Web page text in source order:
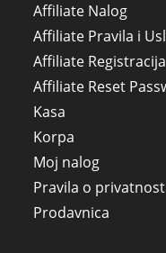
Affiliate Nalog
Affiliate Pravila i
Affiliate Registracija
Affiliate Reset
Kasa
Korpa
Moj nalog
Pravila o
Prodavnica